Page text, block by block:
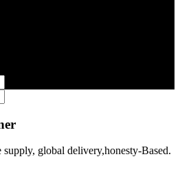
global delivery,honesty-Based.